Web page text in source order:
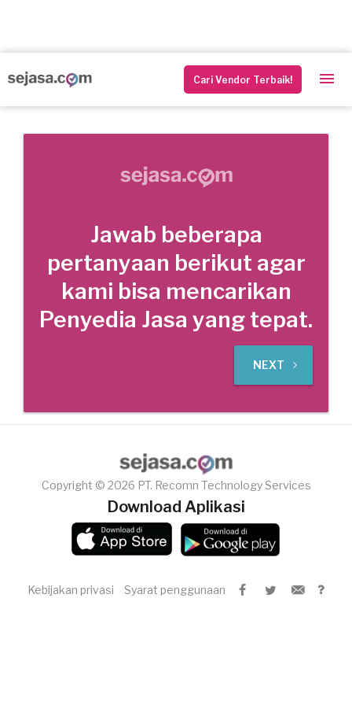
Cari Vendor Terbaik!
Jawab beberapa
pertanyaan berikut agar
kami bisa mencarikan
Penyedia Jasa yang tepat.
NEXT
Copyright © 2026 PT. Recomn Technology Services
Download Aplikasi
Kebijakan privasi Syarat penggunaan